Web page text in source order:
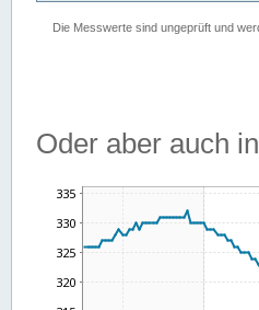
Oder aber auch in